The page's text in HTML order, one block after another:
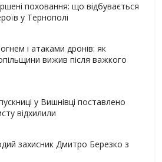
поховання: що відбувається
у Тернополі
і атаками дронів: як
вижив після важкого
у Вишнівці поставлено
відхилили
захисник Дмитро Березко з